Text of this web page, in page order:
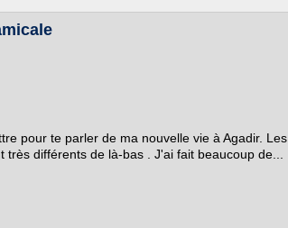
pour te parler de ma nouvelle vie à Agadir. Les
différents de là-bas . J'ai fait beaucoup de...